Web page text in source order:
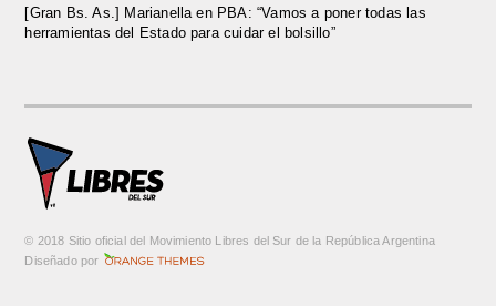
[Gran Bs. As.] Marianella en PBA: “Vamos a poner todas las
herramientas del Estado para cuidar el bolsillo”
© 2018 Sitio oficial del Movimiento Libres del Sur de la República Argentina
Diseñado por